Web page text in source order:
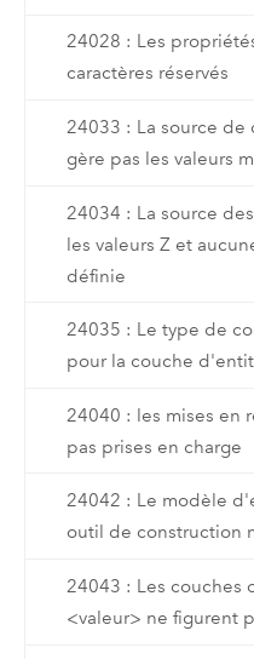
24028 : Les
caractères réservés
24033 : La source
gère pas les valeurs m
24034 : La source
les valeurs Z et
définie
24035 : Le type de
pour la couche
24040 : les mises en
pas prises en charge
24042 : Le modèle
outil de construction
24043 : Les couches
<valeur> ne figurent